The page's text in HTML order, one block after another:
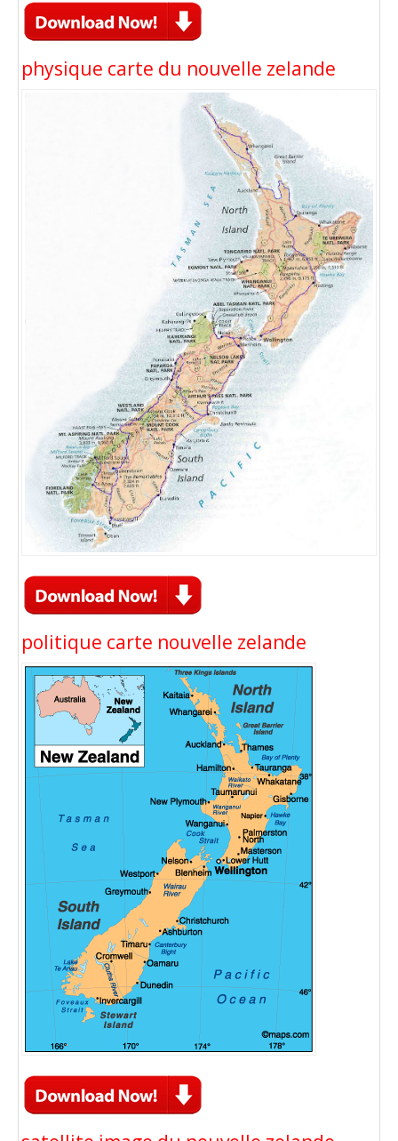
physique carte du nouvelle zelande
politique carte nouvelle zelande